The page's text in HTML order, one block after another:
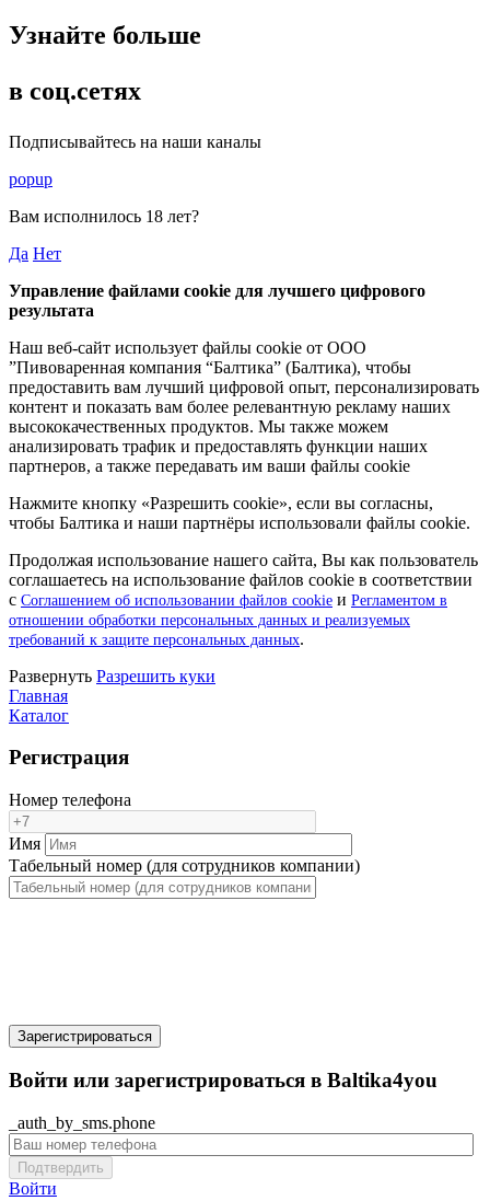
Узнайте больше
в соц.сетях
Подписывайтесь на наши каналы
popup
Вам исполнилось 18 лет?
Да Нет
Управление файлами cookie для лучшего цифрового
результата
Наш веб-сайт использует файлы cookie от ООО
”Пивоваренная компания “Балтика” (Балтика), чтобы
предоставить вам лучший цифровой опыт, персонализировать
контент и показать вам более релевантную рекламу наших
высококачественных продуктов. Мы также можем
анализировать трафик и предоставлять функции наших
партнеров, а также передавать им ваши файлы cookie
Нажмите кнопку «Разрешить cookie», если вы согласны,
чтобы Балтика и наши партнёры использовали файлы cookie.
Продолжая использование нашего сайта, Вы как пользователь
соглашаетесь на использование файлов cookie в соответствии
с Соглашением об использовании файлов cookie и Регламентом в
отношении обработки персональных данных и реализуемых
требований к защите персональных данных.
Pазвернуть Разрешить куки
Главная
Каталог
Регистрация
Номер телефона
Имя
Табельный номер (для сотрудников компании)
Зарегистрироваться
Войти или зарегистрироваться в Baltika4you
_auth_by_sms.phone
Подтвердить
Войти